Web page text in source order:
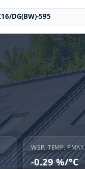
DG(BW)-595
WSP. TEMP. PMAX
-0.29 %/°C